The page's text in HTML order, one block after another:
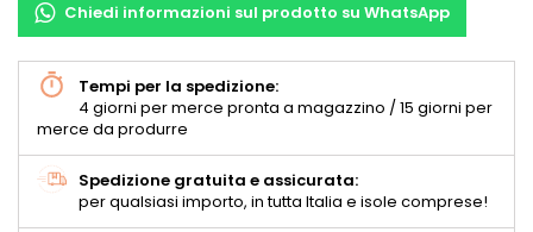
Chiedi informazioni sul prodotto su WhatsApp
Tempi per la spedizione:
4 giorni per merce pronta a magazzino / 15 giorni per
merce da produrre
Spedizione gratuita e assicurata:
per qualsiasi importo, in tutta Italia e isole comprese!